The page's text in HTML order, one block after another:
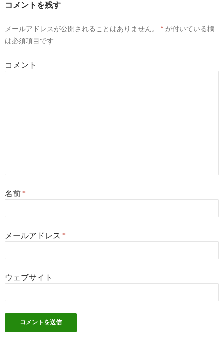
シ
ン
コメントを残す
メールアドレスが公開されることはありません。 * が付いている欄
は必須項目です
コメント
名前*
メールアドレス *
ウェブサイト